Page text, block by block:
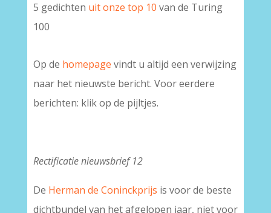
5 gedichten uit onze top 10 van de Turing
100
Op de homepage vindt u altijd een verwijzing
naar het nieuwste bericht. Voor eerdere
berichten: klik op de pijltjes.
Rectificatie nieuwsbrief 12
De Herman de Coninckprijs is voor de beste
dichtbundel van het afgelopen jaar, niet voor